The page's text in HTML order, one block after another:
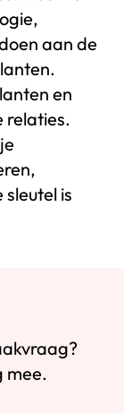
aan de
en
relaties.
is
mee.